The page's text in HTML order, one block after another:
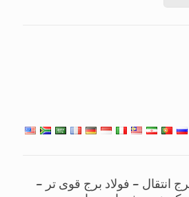
انتقال – فولاد برج قوی تر –